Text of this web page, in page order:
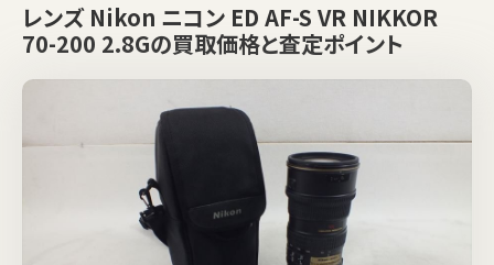
レンズ Nikon ニコン ED AF-S VR NIKKOR
70-200 2.8Gの買取価格と査定ポイント